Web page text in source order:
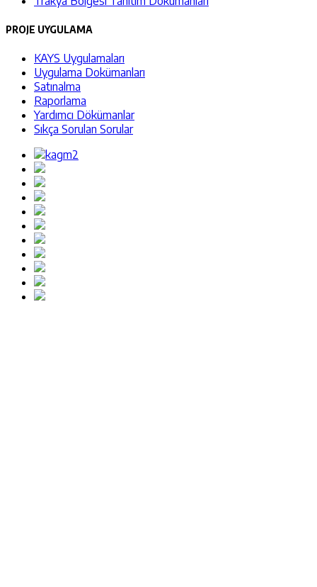
PROJE UYGULAMA
KAYS Uygulamaları
Uygulama Dokümanları
Satınalma
Raporlama
Yardımcı Dökümanlar
Sıkça Sorulan Sorular